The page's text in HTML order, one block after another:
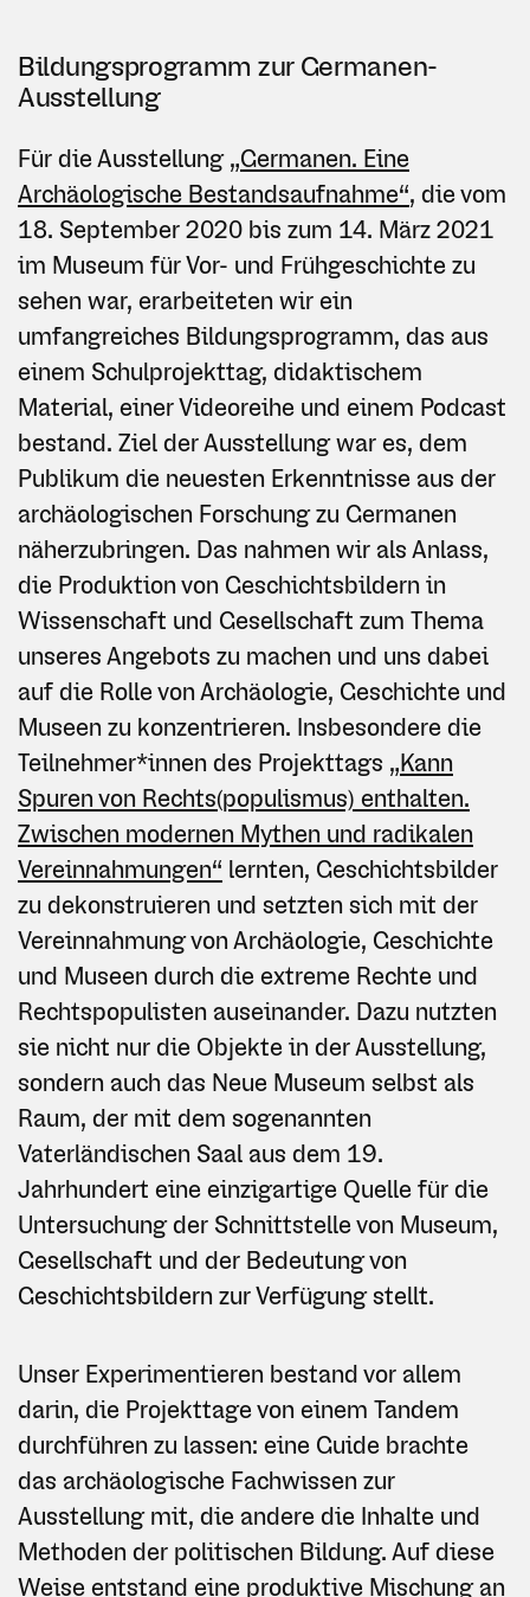
Bildungsprogramm zur Germanen-
Ausstellung
Für die Ausstellung „Germanen. Eine
Archäologische Bestandsaufnahme“, die vom
18. September 2020 bis zum 14. März 2021
im Museum für Vor- und Frühgeschichte zu
sehen war, erarbeiteten wir ein
umfangreiches Bildungsprogramm, das aus
einem Schulprojekttag, didaktischem
Material, einer Videoreihe und einem Podcast
bestand. Ziel der Ausstellung war es, dem
Publikum die neuesten Erkenntnisse aus der
archäologischen Forschung zu Germanen
näherzubringen. Das nahmen wir als Anlass,
die Produktion von Geschichtsbildern in
Wissenschaft und Gesellschaft zum Thema
unseres Angebots zu machen und uns dabei
auf die Rolle von Archäologie, Geschichte und
Museen zu konzentrieren. Insbesondere die
Teilnehmer*innen des Projekttags „Kann
Spuren von Rechts(populismus) enthalten.
Zwischen modernen Mythen und radikalen
Vereinnahmungen“ lernten, Geschichtsbilder
zu dekonstruieren und setzten sich mit der
Vereinnahmung von Archäologie, Geschichte
und Museen durch die extreme Rechte und
Rechtspopulisten auseinander. Dazu nutzten
sie nicht nur die Objekte in der Ausstellung,
sondern auch das Neue Museum selbst als
Raum, der mit dem sogenannten
Vaterländischen Saal aus dem 19.
Jahrhundert eine einzigartige Quelle für die
Untersuchung der Schnittstelle von Museum,
Gesellschaft und der Bedeutung von
Geschichtsbildern zur Verfügung stellt.
Unser Experimentieren bestand vor allem
darin, die Projekttage von einem Tandem
durchführen zu lassen: eine Guide brachte
das archäologische Fachwissen zur
Ausstellung mit, die andere die Inhalte und
Methoden der politischen Bildung. Auf diese
Weise entstand eine produktive Mischung an